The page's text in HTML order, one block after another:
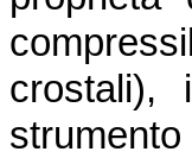
crostali),